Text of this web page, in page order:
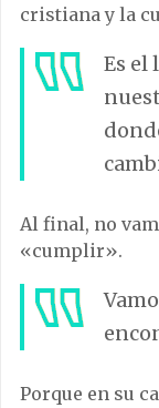
cristiana y la
Es el
Al final, no
«cumplir».
Porque en su